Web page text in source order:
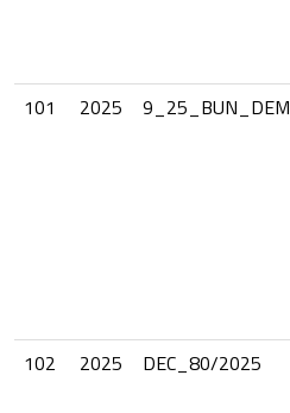
101
2025 9_25_BUN_DEM
102
2025 DEC_80/2025